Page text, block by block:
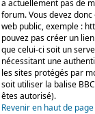
a actuellement pas de
forum. Vous devez
web public, exemple :
pouvez pas créer un
que celui-ci soit un
nécessitant une
les sites protégés par
soit utiliser la balise
êtes autorisé).
Revenir en haut de page